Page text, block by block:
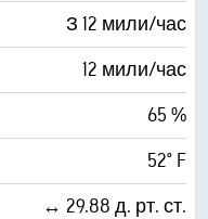
З 12 мили/час
12 мили/час
65 %
52° F
↔ 29.88 д. рт. ст.